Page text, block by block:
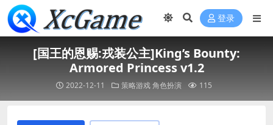
登录
[国王的恩赐:戎装公主]King’s Bounty:
Armored Princess v1.2
2022-12-11 策略游戏角色扮演 115